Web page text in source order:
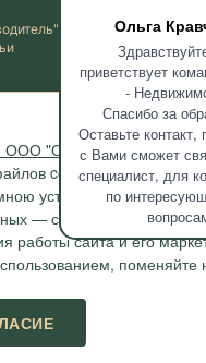
Ольга
приветствует
-
Спасибо за
Оставьте контакт,
с Вами сможет
специалист, для
по
ООО "ОНИКС-
cookie, сведений о
устройствах, даты и
— с помощью
работы сайта и его
поменяйте
недвижимость в Сочи,
3/4 (4 этаж), тел. +7